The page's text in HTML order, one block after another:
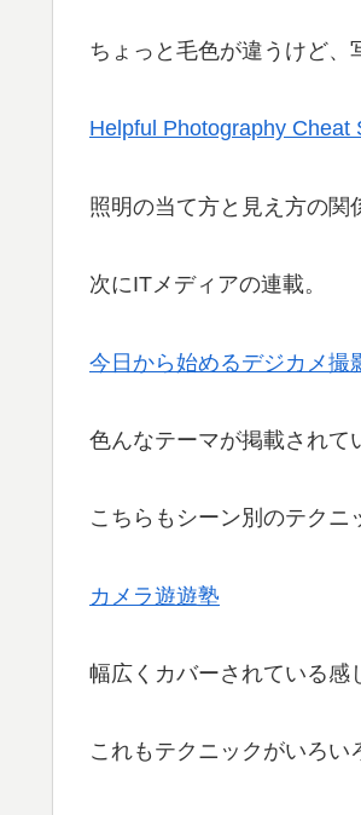
ちょっと毛色が違うけど、
Helpful Photography Cheat
照明の当て方と見え方の関
次にITメディアの連載。
今日から始めるデジカメ撮
色んなテーマが掲載されて
こちらもシーン別のテクニ
カメラ遊遊塾
幅広くカバーされている感
これもテクニックがいろい